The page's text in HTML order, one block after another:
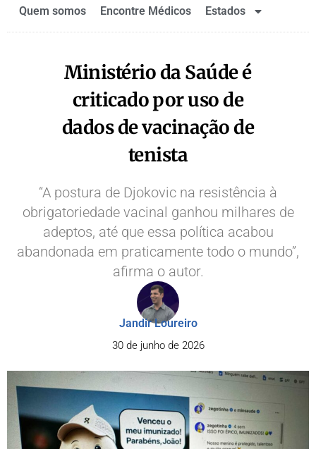
Quem somos Encontre Médicos Estados
Ministério da Saúde é
criticado por uso de
dados de vacinação de
tenista
“A postura de Djokovic na resistência à
obrigatoriedade vacinal ganhou milhares de
adeptos, até que essa política acabou
abandonada em praticamente todo o mundo”,
afirma o autor.
Jandir Loureiro
30 de junho de 2026